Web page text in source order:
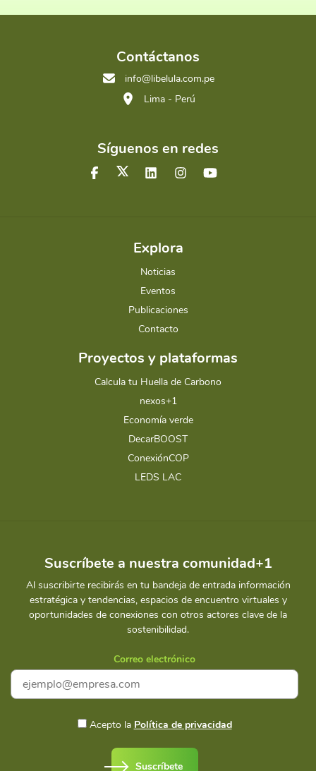
Contáctanos
info@libelula.com.pe
Lima - Perú
Síguenos en redes
Explora
Noticias
Eventos
Publicaciones
Contacto
Proyectos y plataformas
Calcula tu Huella de Carbono
nexos+1
Economía verde
DecarBOOST
ConexiónCOP
LEDS LAC
Suscríbete a nuestra comunidad+1
Al suscribirte recibirás en tu bandeja de entrada información
estratégica y tendencias, espacios de encuentro virtuales y
oportunidades de conexiones con otros actores clave de la
sostenibilidad.
Correo electrónico
Acepto la Política de privacidad
Suscríbete